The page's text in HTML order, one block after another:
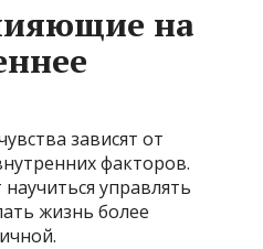
на
зависят от
факторов.
управлять
жизнь более